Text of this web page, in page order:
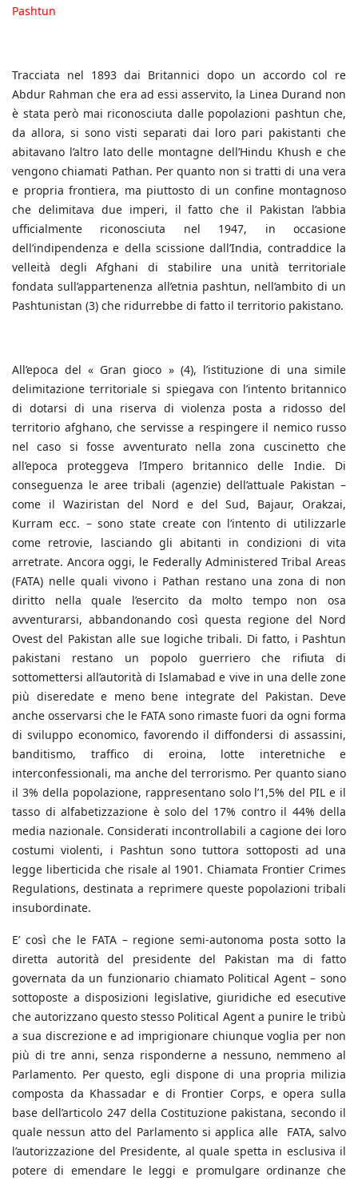
Pashtun
Tracciata nel 1893 dai Britannici dopo un accordo col re
Abdur Rahman che era ad essi asservito, la Linea Durand non
è stata però mai riconosciuta dalle popolazioni pashtun che,
da allora, si sono visti separati dai loro pari pakistanti che
abitavano l’altro lato delle montagne dell’Hindu Khush e che
vengono chiamati Pathan. Per quanto non si tratti di una vera
e propria frontiera, ma piuttosto di un confine montagnoso
che delimitava due imperi, il fatto che il Pakistan l’abbia
ufficialmente riconosciuta nel 1947, in occasione
dell’indipendenza e della scissione dall’India, contraddice la
velleità degli Afghani di stabilire una unità territoriale
fondata sull’appartenenza all’etnia pashtun, nell’ambito di un
Pashtunistan (3) che ridurrebbe di fatto il territorio pakistano.
All’epoca del « Gran gioco » (4), l’istituzione di una simile
delimitazione territoriale si spiegava con l’intento britannico
di dotarsi di una riserva di violenza posta a ridosso del
territorio afghano, che servisse a respingere il nemico russo
nel caso si fosse avventurato nella zona cuscinetto che
all’epoca proteggeva l’Impero britannico delle Indie. Di
conseguenza le aree tribali (agenzie) dell’attuale Pakistan –
come il Waziristan del Nord e del Sud, Bajaur, Orakzai,
Kurram ecc. – sono state create con l’intento di utilizzarle
come retrovie, lasciando gli abitanti in condizioni di vita
arretrate. Ancora oggi, le Federally Administered Tribal Areas
(FATA) nelle quali vivono i Pathan restano una zona di non
diritto nella quale l’esercito da molto tempo non osa
avventurarsi, abbandonando così questa regione del Nord
Ovest del Pakistan alle sue logiche tribali. Di fatto, i Pashtun
pakistani restano un popolo guerriero che rifiuta di
sottomettersi all’autorità di Islamabad e vive in una delle zone
più diseredate e meno bene integrate del Pakistan. Deve
anche osservarsi che le FATA sono rimaste fuori da ogni forma
di sviluppo economico, favorendo il diffondersi di assassini,
banditismo, traffico di eroina, lotte interetniche e
interconfessionali, ma anche del terrorismo. Per quanto siano
il 3% della popolazione, rappresentano solo l’1,5% del PIL e il
tasso di alfabetizzazione è solo del 17% contro il 44% della
media nazionale. Considerati incontrollabili a cagione dei loro
costumi violenti, i Pashtun sono tuttora sottoposti ad una
legge liberticida che risale al 1901. Chiamata Frontier Crimes
Regulations, destinata a reprimere queste popolazioni tribali
insubordinate.
E’ così che le FATA – regione semi-autonoma posta sotto la
diretta autorità del presidente del Pakistan ma di fatto
governata da un funzionario chiamato Political Agent – sono
sottoposte a disposizioni legislative, giuridiche ed esecutive
che autorizzano questo stesso Political Agent a punire le tribù
a sua discrezione e ad imprigionare chiunque voglia per non
più di tre anni, senza risponderne a nessuno, nemmeno al
Parlamento. Per questo, egli dispone di una propria milizia
composta da Khassadar e di Frontier Corps, e opera sulla
base dell’articolo 247 della Costituzione pakistana, secondo il
quale nessun atto del Parlamento si applica alle FATA, salvo
l’autorizzazione del Presidente, al quale spetta in esclusiva il
potere di emendare le leggi e promulgare ordinanze che